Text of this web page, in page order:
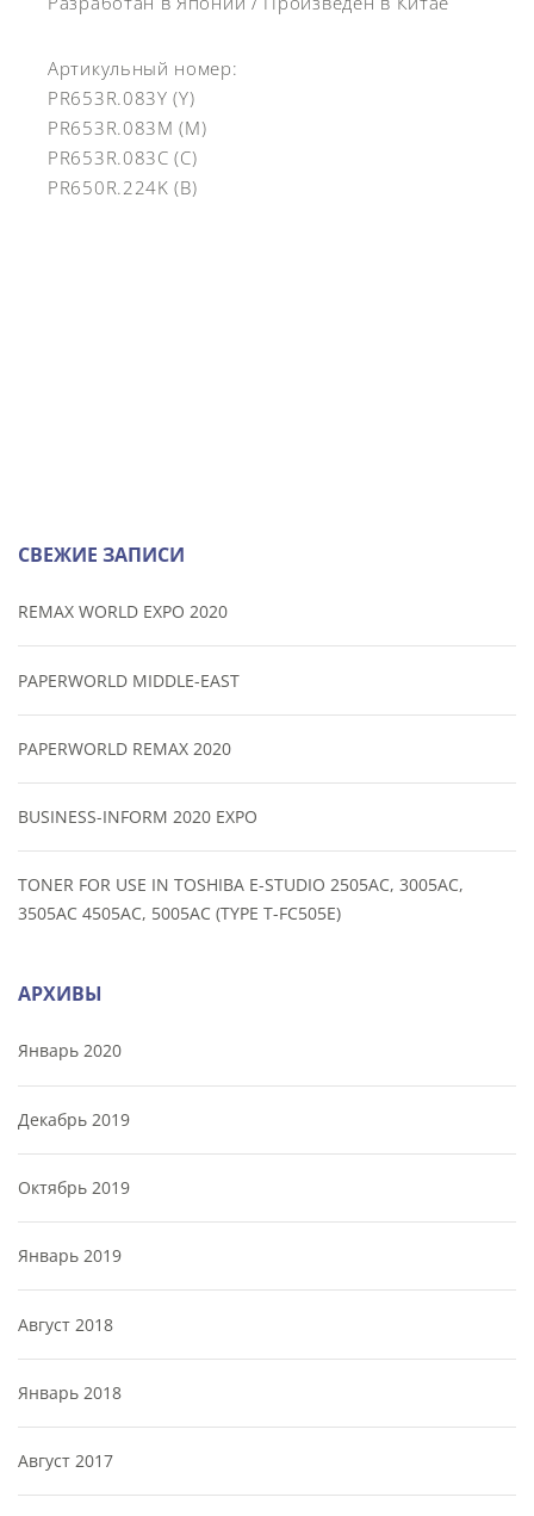
Артикульный номер:
PR653R.083Y (Y)
PR653R.083M (M)
PR653R.083C (C)
PR650R.224K (B)
СВЕЖИЕ ЗАПИСИ
REMAX WORLD EXPO 2020
PAPERWORLD MIDDLE-EAST
PAPERWORLD REMAX 2020
BUSINESS-INFORM 2020 EXPO
TONER FOR USE IN TOSHIBA E-STUDIO 2505AC, 3005AC,
3505AC 4505AC, 5005AC (TYPE T-FC505E)
АРХИВЫ
Январь 2020
Декабрь 2019
Октябрь 2019
Январь 2019
Август 2018
Январь 2018
Август 2017